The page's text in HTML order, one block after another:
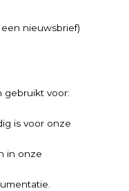
nieuwsbrief)
gebruikt voor:
is voor onze
in onze